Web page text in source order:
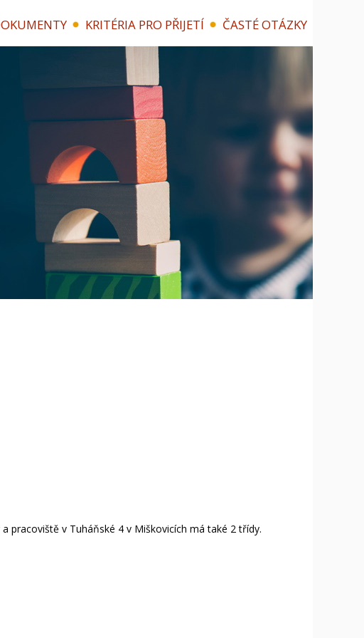
KRITÉRIA PRO PŘIJETÍ ČASTÉ OTÁZKY
pracoviště v Tuháňské 4 v Miškovicích má také 2 třídy.